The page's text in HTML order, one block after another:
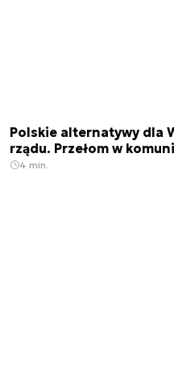
Polskie alternatywy dla
rządu. Przełom w
4 min.